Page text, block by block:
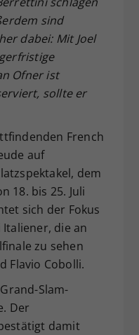
sind
dabei: Mit Joel
Ofner ist
sollte er
French
auf
dem
18. bis 25. Juli
sich der Fokus
die an
zu sehen
Flavio Cobolli.
Slam-
Der
damit
Ihre Consent-
anderem eine
Ihrer
falls der
dies eingestellt